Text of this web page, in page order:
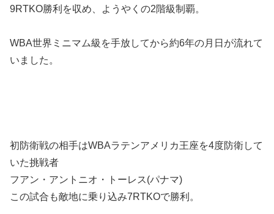
9RTKO勝利を収め、ようやくの2階級制覇。
WBA世界ミニマム級を手放してから約6年の月日が流れて
いました。
初防衛戦の相手はWBAラテンアメリカ王座を4度防衛して
いた挑戦者
フアン・アントニオ・トーレス(パナマ)
この試合も敵地に乗り込み7RTKOで勝利。